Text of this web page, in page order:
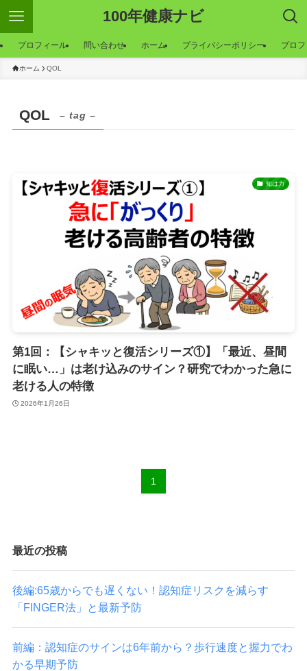
100年健康ナビ
プロフィール 問い合わせ ホーム プライバシーポリシー プロ
ホーム QOL
QOL – tag –
知は力
第1回：【シャキッと復活シリーズ①】「最近、昼間
に眠い…」は老け込みのサイン？研究でわかった急に
老ける人の特徴
2026年1月26日
1
最近の投稿
後編:65歳からでも遅くない！認知症リスクを減らす
「FINGER法」と最新予防
前編：認知症のサインは6年前から？歩行速度と握力でわ
かる早期予防